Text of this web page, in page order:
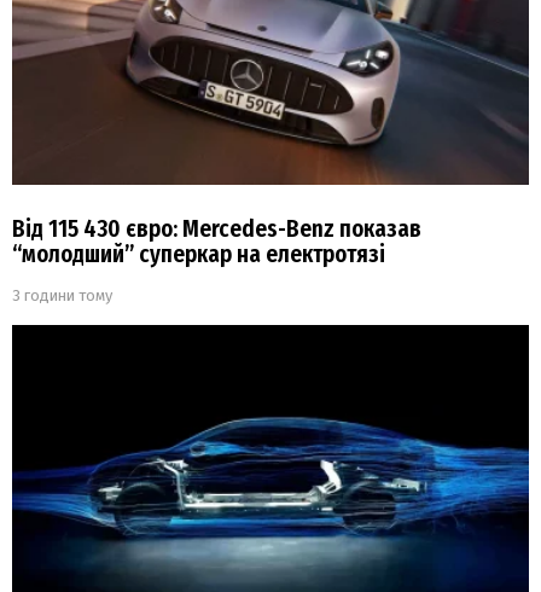
Від 115 430 євро: Mercedes-Benz показав
“молодший” суперкар на електротязі
3 години тому